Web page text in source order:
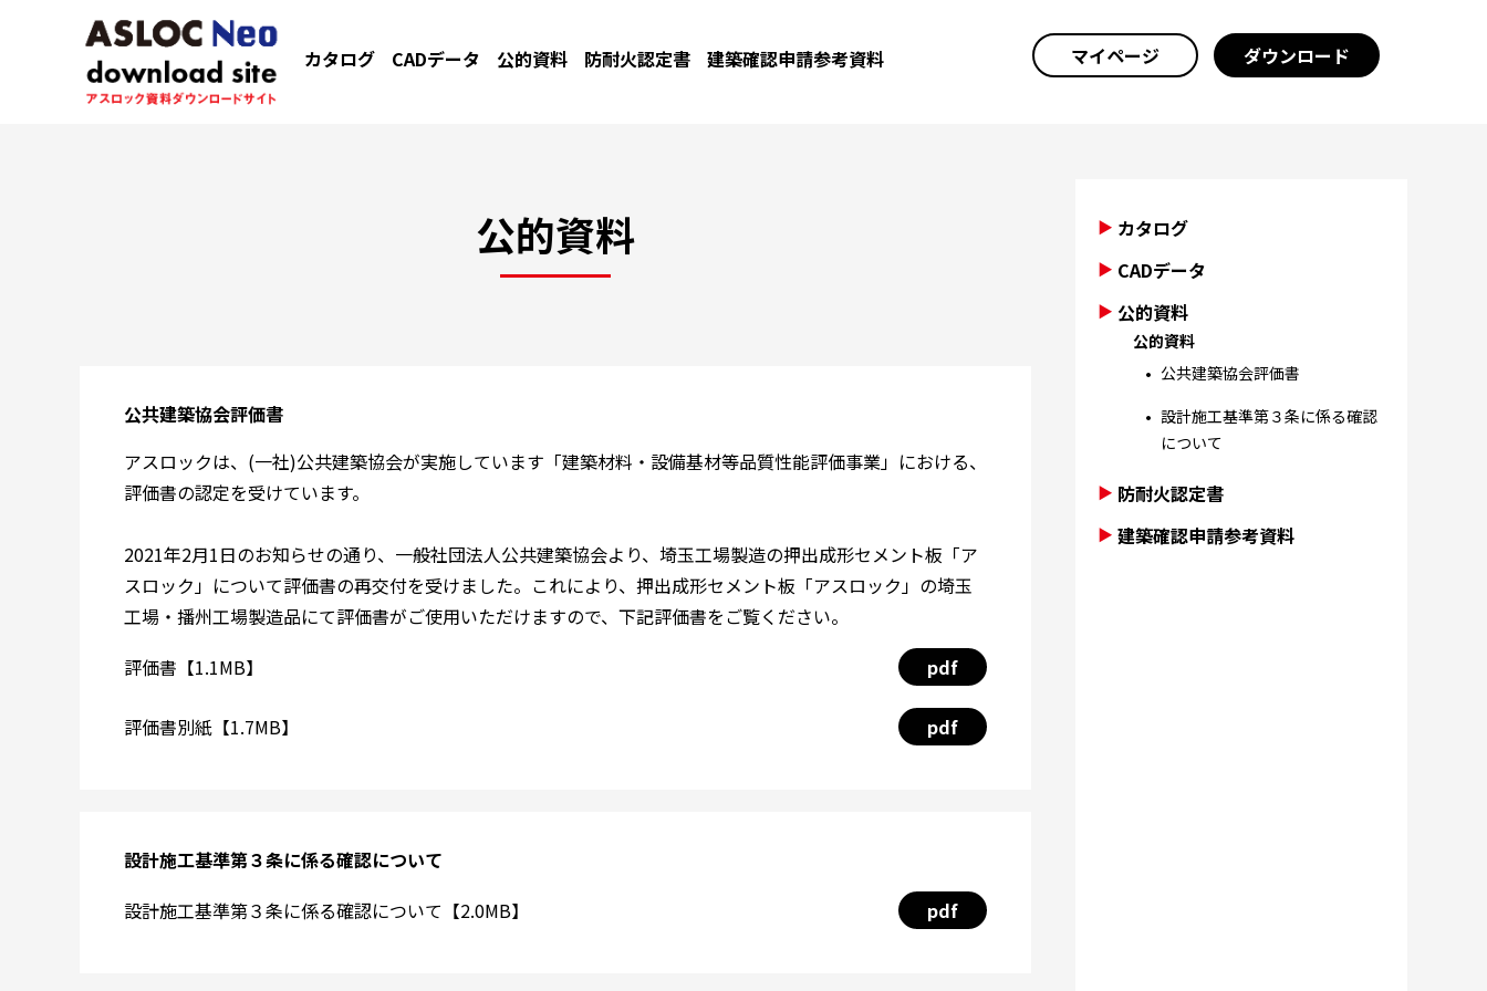
カタログ CADデータ 公的資料 防耐火認定書 建築確認申請参考資料 マイページ ダウンロード
公的資料
公共建築協会評価書
アスロックは、(一社)公共建築協会が実施しています「建築材料・設備基材等品質性能評価事業」における、
評価書の認定を受けています。
2021年2月1日のお知らせの通り、一般社団法人公共建築協会より、埼玉工場製造の押出成形セメント板「ア
スロック」について評価書の再交付を受けました。これにより、押出成形セメント板「アスロック」の埼玉
工場・播州工場製造品にて評価書がご使用いただけますので、下記評価書をご覧ください。
評価書【1.1MB】
pdf
評価書別紙【1.7MB】 pdf
設計施工基準第３条に係る確認について
設計施工基準第３条に係る確認について【2.0MB】
pdf
カタログ
CADデータ
公的資料
公的資料
公共建築協会評価書
設計施工基準第３条に係る確認
について
防耐火認定書
建築確認申請参考資料